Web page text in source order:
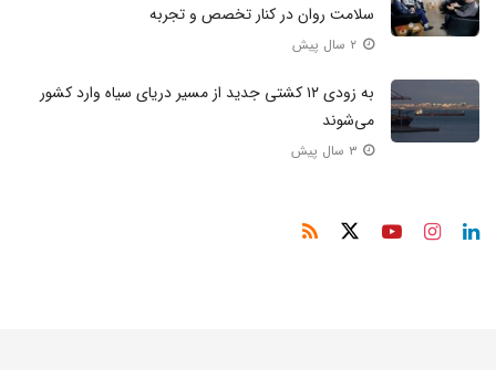
سلامت روان در کنار تخصص و تجربه
به زودی ١٢ کشتی جدید از مسیر دریای سیاه وارد کشور
می‌شوند